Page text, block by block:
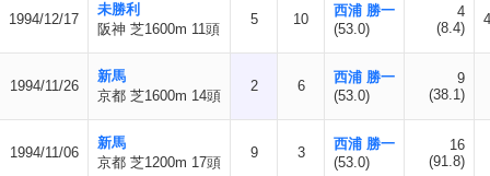
1994/12/17
未勝利
阪神 芝1600m 11頭
5 10
西浦 勝一
(53.0)
4
(8.4)
1994/11/26
新馬
京都 芝1600m 14頭
2 6
西浦 勝一
(53.0)
9
(38.1)
1994/11/06
新馬
京都 芝1200m 17頭
9 3
西浦 勝一
(53.0)
16
(91.8)